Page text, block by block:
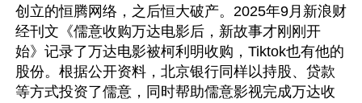
创立的恒腾网络，之后恒大破产。2025年9月新浪财
经刊文《儒意收购万达电影后，新故事才刚刚开
始》记录了万达电影被柯利明收购，Tiktok也有他的
股份。根据公开资料，北京银行同样以持股、贷款
等方式投资了儒意，同时帮助儒意影视完成万达收